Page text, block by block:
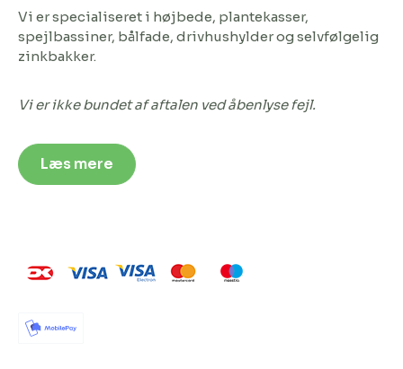
Vi er specialiseret i højbede, plantekasser,
spejlbassiner, bålfade, drivhushylder og selvfølgelig
zinkbakker.
Vi er ikke bundet af aftalen ved åbenlyse fejl.
Læs mere